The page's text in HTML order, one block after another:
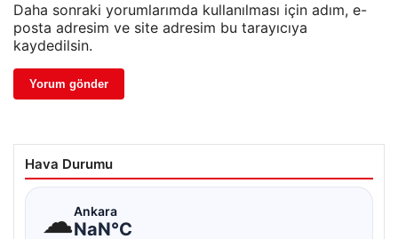
Daha sonraki yorumlarımda kullanılması için adım, e-
posta adresim ve site adresim bu tarayıcıya
kaydedilsin.
Hava Durumu
☁Ankara
NaN°C